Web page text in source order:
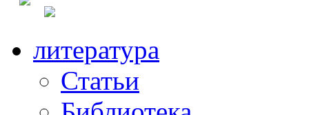
литература
Статьи